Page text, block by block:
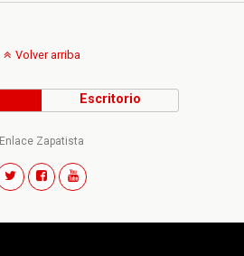
Volver arriba
Escritorio
Enlace Zapatista